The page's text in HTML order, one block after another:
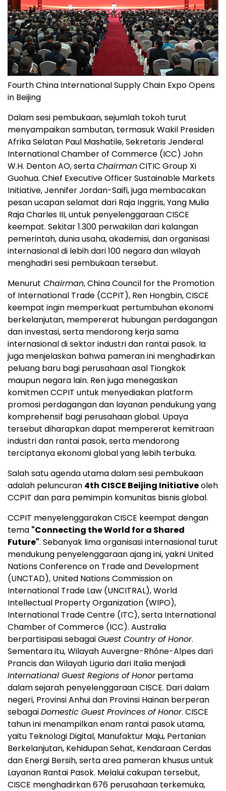
Fourth China International Supply Chain Expo Opens
in Beijing
Dalam sesi pembukaan, sejumlah tokoh turut
menyampaikan sambutan, termasuk Wakil Presiden
Afrika Selatan Paul Mashatile, Sekretaris Jenderal
International Chamber of Commerce (ICC) John
W.H. Denton AO, sertaChairmanCITIC Group Xi
Guohua. Chief Executive Officer Sustainable Markets
Initiative, Jennifer Jordan-Saifi, juga membacakan
pesan ucapan selamat dari Raja Inggris, Yang Mulia
Raja Charles III, untuk penyelenggaraan CISCE
keempat. Sekitar 1.300 perwakilan dari kalangan
pemerintah, dunia usaha, akademisi, dan organisasi
internasional di lebih dari 100 negara dan wilayah
menghadiri sesi pembukaan tersebut.
Menurut Chairman, China Council for the Promotion
of International Trade (CCPIT), Ren Hongbin, CISCE
keempat ingin memperkuat pertumbuhan ekonomi
berkelanjutan, mempererat hubungan perdagangan
dan investasi, serta mendorong kerja sama
internasional di sektor industri dan rantai pasok. Ia
juga menjelaskan bahwa pameran ini menghadirkan
peluang baru bagi perusahaan asal Tiongkok
maupun negara lain. Ren juga menegaskan
komitmen CCPIT untuk menyediakan platform
promosi perdagangan dan layanan pendukung yang
komprehensif bagi perusahaan global. Upaya
tersebut diharapkan dapat mempererat kemitraan
industri dan rantai pasok, serta mendorong
terciptanya ekonomi global yang lebih terbuka.
Salah satu agenda utama dalam sesi pembukaan
adalah peluncuran 4th CISCE Beijing Initiativeoleh
CCPIT dan para pemimpin komunitas bisnis global.
CCPIT menyelenggarakan CISCE keempat dengan
tema "Connecting the World for a Shared
Future". Sebanyak lima organisasi internasional turut
mendukung penyelenggaraan ajang ini, yakni United
Nations Conference on Trade and Development
(UNCTAD), United Nations Commission on
International Trade Law (UNCITRAL), World
Intellectual Property Organization (WIPO),
International Trade Centre (ITC), serta International
Chamber of Commerce (ICC). Australia
berpartisipasi sebagaiGuest Country of Honor.
Sementara itu, Wilayah Auvergne-Rhône-Alpes dari
Prancis dan Wilayah Liguria dari Italia menjadi
International Guest Regions of Honorpertama
dalam sejarah penyelenggaraan CISCE. Dari dalam
negeri, Provinsi Anhui dan Provinsi Hainan berperan
sebagaiDomestic Guest Provinces of Honor. CISCE
tahun ini menampilkan enam rantai pasok utama,
yaitu Teknologi Digital, Manufaktur Maju, Pertanian
Berkelanjutan, Kehidupan Sehat, Kendaraan Cerdas
dan Energi Bersih, serta area pameran khusus untuk
Layanan Rantai Pasok. Melalui cakupan tersebut,
CISCE menghadirkan 676 perusahaan terkemuka,